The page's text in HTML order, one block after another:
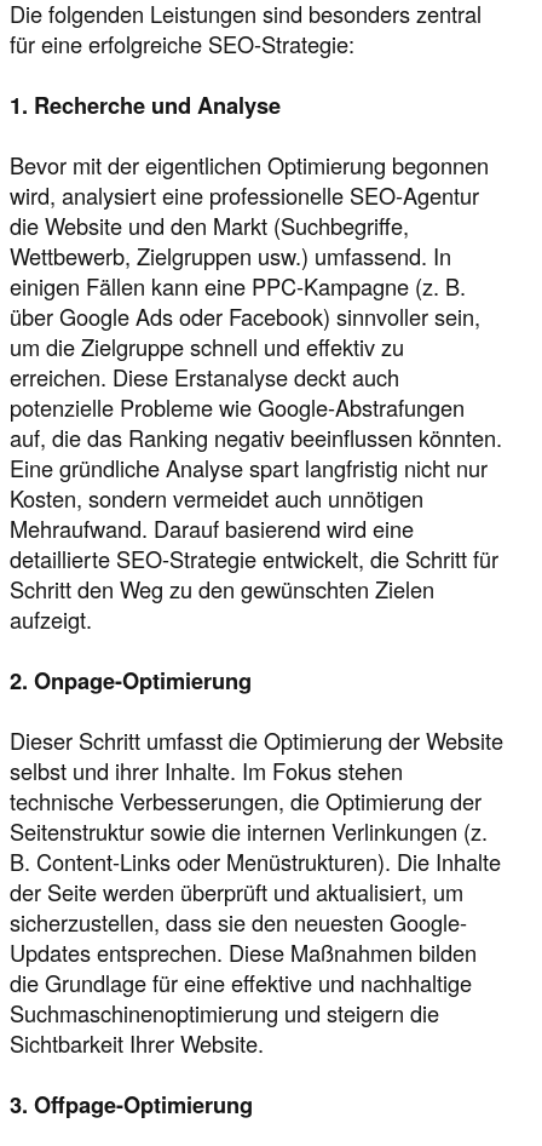
Die folgenden Leistungen sind besonders zentral
für eine erfolgreiche SEO-Strategie:
1. Recherche und Analyse
Bevor mit der eigentlichen Optimierung begonnen
wird, analysiert eine professionelle SEO-Agentur
die Website und den Markt (Suchbegriffe,
Wettbewerb, Zielgruppen usw.) umfassend. In
einigen Fällen kann eine PPC-Kampagne (z. B.
über Google Ads oder Facebook) sinnvoller sein,
um die Zielgruppe schnell und effektiv zu
erreichen. Diese Erstanalyse deckt auch
potenzielle Probleme wie Google-Abstrafungen
auf, die das Ranking negativ beeinflussen könnten.
Eine gründliche Analyse spart langfristig nicht nur
Kosten, sondern vermeidet auch unnötigen
Mehraufwand. Darauf basierend wird eine
detaillierte SEO-Strategie entwickelt, die Schritt für
Schritt den Weg zu den gewünschten Zielen
aufzeigt.
2. Onpage-Optimierung
Dieser Schritt umfasst die Optimierung der Website
selbst und ihrer Inhalte. Im Fokus stehen
technische Verbesserungen, die Optimierung der
Seitenstruktur sowie die internen Verlinkungen (z.
B. Content-Links oder Menüstrukturen). Die Inhalte
der Seite werden überprüft und aktualisiert, um
sicherzustellen, dass sie den neuesten Google-
Updates entsprechen. Diese Maßnahmen bilden
die Grundlage für eine effektive und nachhaltige
Suchmaschinenoptimierung und steigern die
Sichtbarkeit Ihrer Website.
3. Offpage-Optimierung